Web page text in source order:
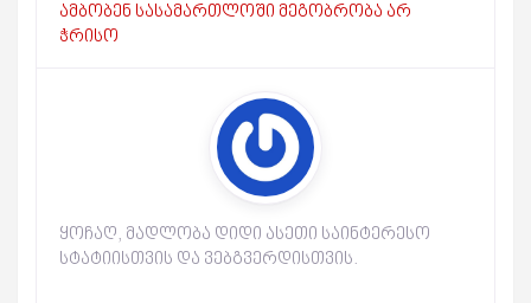
ამბობენ სასამართლოში მეგობრობა არ
ჭრისო
ყოჩაღ, მადლობა დიდი ასეთი საინტერესო
სტატიისთვის და ვებგვერდისთვის.